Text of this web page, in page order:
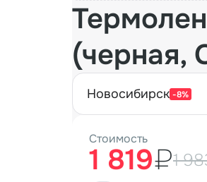
(черная,
новосибирск -8%
Стоимость
1 819₽1